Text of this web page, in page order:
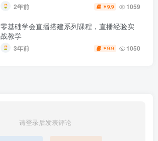
2年前 ￥9.9 1059
零基础学会直播搭建系列课程，​直播经验实
战教学
3年前 ￥9.9 1050
请登录后发表评论